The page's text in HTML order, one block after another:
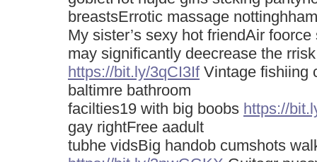
breastsErrotic massage
My sister’s sexy hot friendAir
may significantly deecrease the
https://bit.ly/3qCI3If Vintage fishiing
baltimre bathroom
facilties19 with big boobs https://
gay rightFree aadult
tubhe vidsBig handob cumshots